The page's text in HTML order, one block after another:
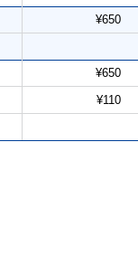
¥650
¥650
¥110